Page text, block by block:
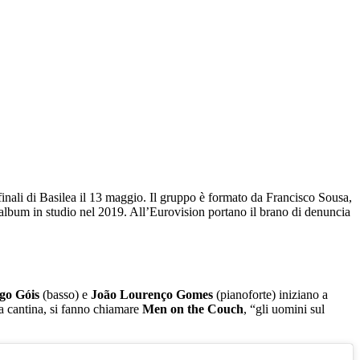
di Basilea il 13 maggio. Il gruppo è formato da Francisco Sousa,
in studio nel 2019. All’Eurovision portano il brano di denuncia
Góis (basso) e João Lourenço Gomes (pianoforte) iniziano a
cantina, si fanno chiamare Men on the Couch, “gli uomini sul